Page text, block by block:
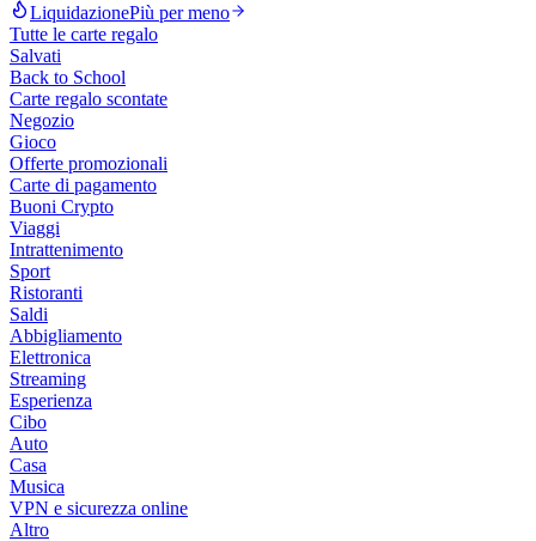
LiquidazionePiù per meno
Tutte le carte regalo
Salvati
Back to School
Carte regalo scontate
Negozio
Gioco
Offerte promozionali
Carte di pagamento
Buoni Crypto
Viaggi
Intrattenimento
Sport
Ristoranti
Saldi
Abbigliamento
Elettronica
Streaming
Esperienza
Cibo
Auto
Casa
Musica
VPN e sicurezza online
Altro